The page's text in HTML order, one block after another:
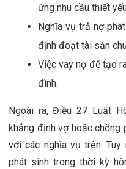
ứng nhu cầu thiết
Nghĩa vụ trả nợ
định đoạt tài sản
Việc vay nợ để tạo
đình.
Ngoài ra, Điều 27 Luật
khẳng định vợ hoặc
với các nghĩa vụ trên.
phát sinh trong thời kỳ